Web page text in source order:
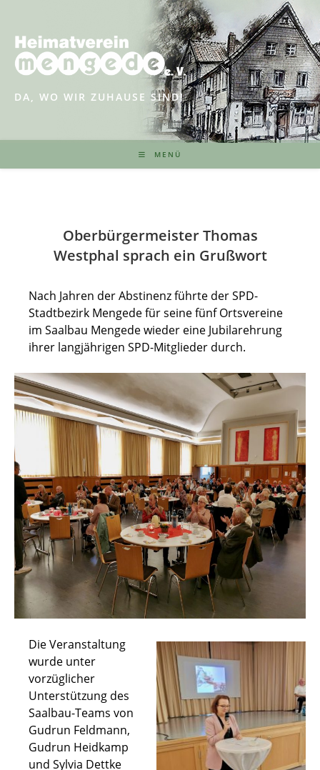
springen
DA, WO WIR ZUHAUSE SIND!
MENÜ
Oberbürgermeister Thomas
Westphal sprach ein Grußwort
Nach Jahren der Abstinenz führte der SPD-
Stadtbezirk Mengede für seine fünf Ortsvereine
im Saalbau Mengede wieder eine Jubilarehrung
ihrer langjährigen SPD-Mitglieder durch.
Die Veranstaltung
wurde unter
vorzüglicher
Unterstützung des
Saalbau-Teams von
Gudrun Feldmann,
Gudrun Heidkamp
und Sylvia Dettke